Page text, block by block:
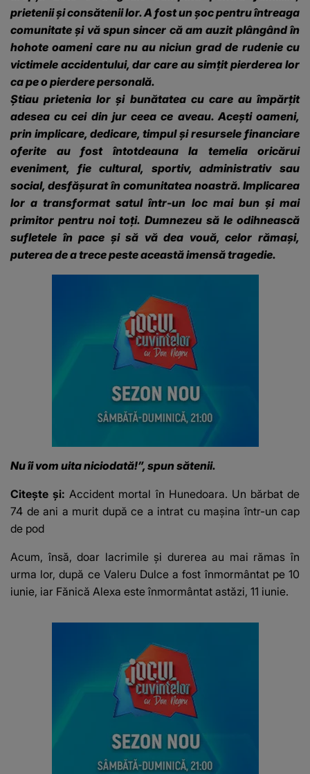
prietenii și consătenii lor. A fost un șoc pentru întreaga
comunitate și vă spun sincer că am auzit plângând în
hohote oameni care nu au niciun grad de rudenie cu
victimele accidentului, dar care au simțit pierderea lor
ca pe o pierdere personală.
Știau prietenia lor și bunătatea cu care au împărțit
adesea cu cei din jur ceea ce aveau. Acești oameni,
prin implicare, dedicare, timpul și resursele financiare
oferite au fost întotdeauna la temelia oricărui
eveniment, fie cultural, sportiv, administrativ sau
social, desfășurat în comunitatea noastră. Implicarea
lor a transformat satul într-un loc mai bun și mai
primitor pentru noi toți. Dumnezeu să le odihnească
sufletele în pace și să vă dea vouă, celor rămași,
puterea de a trece peste această imensă tragedie.
Nu îi vom uita niciodată!”, spun sătenii.
Citește și:Accident mortal în Hunedoara. Un bărbat de
74 de ani a murit după ce a intrat cu mașina într-un cap
de pod
Acum, însă, doar lacrimile și durerea au mai rămas în
urma lor, după ce Valeru Dulce a fost înmormântat pe 10
iunie, iar Fănică Alexa este înmormântat astăzi, 11 iunie.